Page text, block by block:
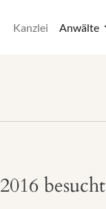
Kanzlei Anwälte
besucht